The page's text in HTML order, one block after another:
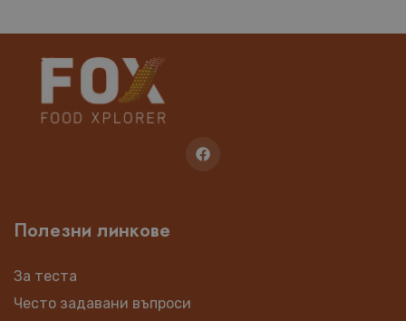
Полезни линкове
За теста
Често задавани въпроси